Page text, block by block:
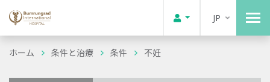
JP
ホーム 条件と治療 条件 不妊